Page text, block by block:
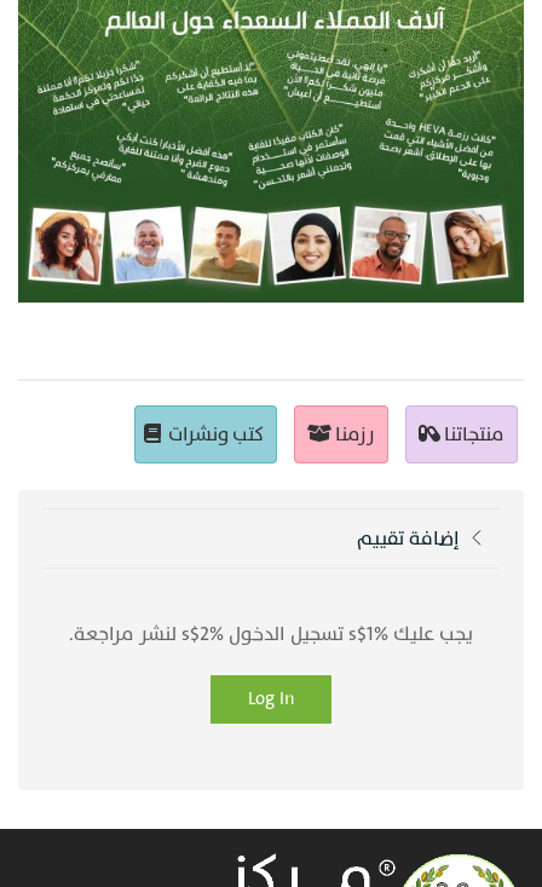
منتجاتنا رزمنا كتب ونشرات
إضافة تقييم
يجب عليك %1$s تسجيل الدخول %2$s لنشر مراجعة.
Log In